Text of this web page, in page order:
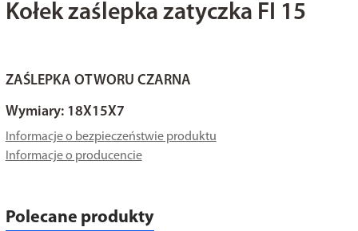
Kołek zaślepka zatyczka FI 15
ZAŚLEPKA OTWORU CZARNA
Wymiary: 18X15X7
Informacje o bezpieczeństwie produktu
Informacje o producencie
Polecane produkty